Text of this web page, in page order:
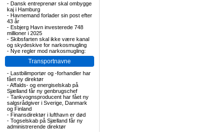
- Dansk entreprenør skal ombygge
kaj i Hamburg
- Havnemand forlader sin post efter
43 år
- Esbjerg Havn investerede 748
millioner i 2025
- Skibsfarten skal ikke være kanal
og skydeskive for narkosmugling
- Nye regler mod narkosmugling:
Transportnavne
- Lastbilimportør og -forhandler har
fået ny direktør
-Affalds- og energiselskab på
Sjælland får ny genbrugschef
- Tankvognsproducent har fået ny
salgsrådgiver i Sverige, Danmark
og Finland
- Finansdirektør i lufthavn er død
- Togselskab på Sjælland får ny
administrerende direktør